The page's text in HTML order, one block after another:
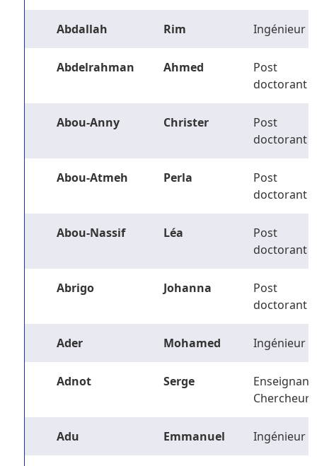
Abdallah Rim Ingénieur
Abdelrahman Ahmed
Post
doctorant
Abou-Anny Christer
Post
doctorant
Abou-Atmeh Perla
Post
doctorant
Abou-Nassif Léa
Post
doctorant
Abrigo Johanna
Post
doctorant
Ader Mohamed Ingénieur
Adnot Serge
Enseignant-
Chercheur
Adu Emmanuel Ingénieur